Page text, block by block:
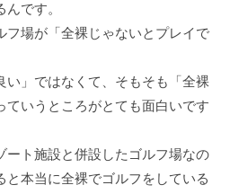
です。
フ場が「全裸じゃないとプレイで
い」ではなくて、そもそも「全裸
ていうところがとても⾯⽩いです
ート施設と併設したゴルフ場なの
と本当に全裸でゴルフをしている